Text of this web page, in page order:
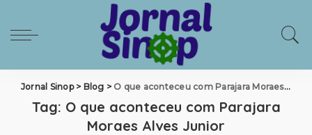
Jornal Sinop> Blog > O que aconteceu com Parajara Moraes Alves Junior
Tag: O que aconteceu com Parajara
Moraes Alves Junior